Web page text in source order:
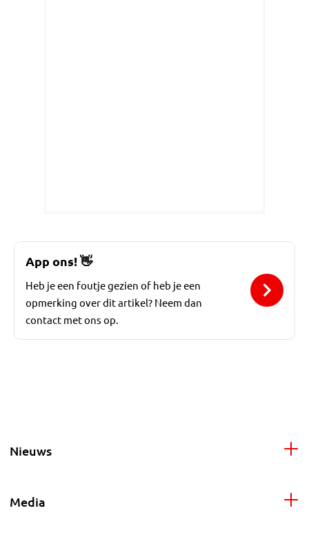
App ons! 👋
Heb je een foutje gezien of heb je een
opmerking over dit artikel? Neem dan
contact met ons op.
Nieuws
Media